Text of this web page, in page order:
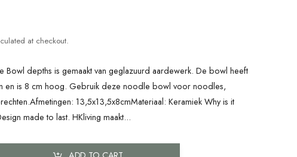
at checkout.
Bowl depths is gemaakt van geglazuurd aardewerk. De bowl heeft
en is 8 cm hoog. Gebruik deze noodle bowl voor noodles,
13,5x13,5x8cmMateriaal: Keramiek Why is it
made to last. HKliving maakt...